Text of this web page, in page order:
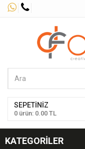
SEPETINIZ
0 ürün: 0.00 TL
KATEGORILER